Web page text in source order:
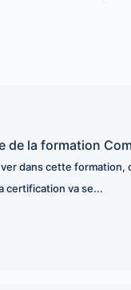
de la formation
dans cette formation,
certification va se...